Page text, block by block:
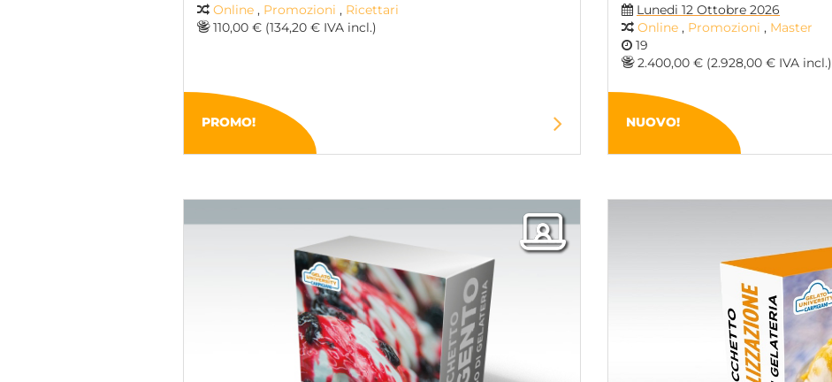
Online , Promozioni , Ricettari
110,00 € (134,20 € IVA incl.)
PROMO!
Lunedi 12 Ottobre 2026
Online , Promozioni , Master
19
2.400,00 € (2.928,00 € IVA incl.)
NUOVO!